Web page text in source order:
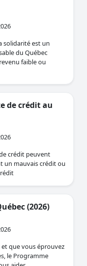
du Québec
faible ou
mauvais crédit ou
le Programme
aider.